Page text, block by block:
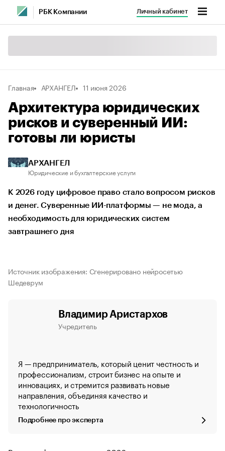
РБК Компании Личный кабинет
Главная АРХАНГЕЛ 11 июня 2026
Архитектура юридических
рисков и суверенный ИИ:
готовы ли юристы
АРХАНГЕЛ
Юридические и бухгалтерские услуги
К 2026 году цифровое право стало вопросом рисков
и денег. Суверенные ИИ-платформы — не мода, а
необходимость для юридических систем
завтрашнего дня
Источник изображения: Сгенерировано нейросетью
Шедеврум
Владимир Аристархов
Учредитель
Я — предприниматель, который ценит честность и
профессионализм, строит бизнес на опыте и
инновациях, и стремится развивать новые
направления, объединяя качество и
технологичность
Подробнее про эксперта